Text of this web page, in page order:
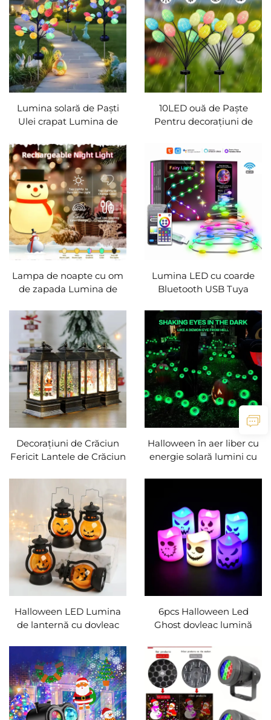
Lumina de oară de paşte
Lumina de grădină
Lumina de gazon
Decoraţia de petrecere
Lumina de Paști pentru
terasă
Lumina solară de Paști
Ulei crapat Lumina de
Lumina în aer liber Uzi
rezistentă Curtea
Decorațiuni de grădină
Lumina festivalului
10LED ouă de Paşte
Pentru decoraţiuni de
Lumina de grădină
Decorative Lumina solară,
Lumina dinosaurului
Lampa de noapte cu om
de zapada Lumina de
de noapte cu om de
zapada LED Lampa de
birou dimmabila Lampa
de birou reîncărcabilă
Decor de Crăciun silicon
cadouri pentru copii
Lumina LED cu coarde
Bluetooth USB Tuya
Petrecere de ziua de
naştere Ghirlanda Decor
Lumini de zână pentru
casă
Decoraţiuni de Crăciun
Fericit Lantele de Crăciun
Crăciun Lampa om de
zăpadă Ceai Lampa LED
Lumina Castelului
Halloween în aer liber cu
energie solară lumini cu
solară de cale de ieşire
Halloween LED Lumina
de lanternă cu dovleac
lumină lumânări Retro
Lumina de ulei mică
Lumina de Halloween
Petrecere Decor de casă
Horror Requisite
6pcs Halloween Led
Ghost dovleac lumină
Halloween petrecere
Home Bar Decorațiuni
Case bântuite Horror
Requisite